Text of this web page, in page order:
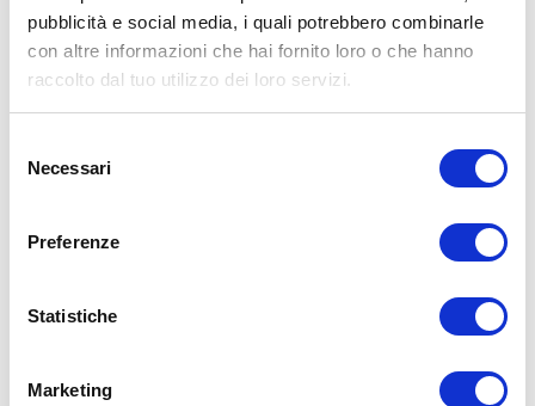
pubblicità e social media, i quali potrebbero combinarle
con altre informazioni che hai fornito loro o che hanno
raccolto dal tuo utilizzo dei loro servizi.
delNecessari
Preferenze
Statistiche
Marketing
Trazione alla sbarra
lat machinetrazioni
ADD COMMENT
Nome*